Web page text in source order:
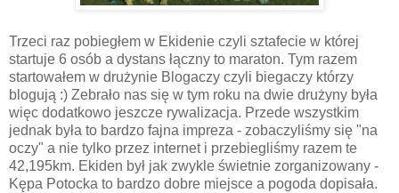
Trzeci raz pobiegłem w Ekidenie czyli sztafecie w której
startuje 6 osób a dystans łączny to maraton. Tym razem
startowałem w drużynie Blogaczy czyli biegaczy którzy
blogują :) Zebrało nas się w tym roku na dwie drużyny była
więc dodatkowo jeszcze rywalizacja. Przede wszystkim
jednak była to bardzo fajna impreza - zobaczyliśmy się "na
oczy" a nie tylko przez internet i przebiegliśmy razem te
42,195km. Ekiden był jak zwykle świetnie zorganizowany -
Kępa Potocka to bardzo dobre miejsce a pogoda dopisała.